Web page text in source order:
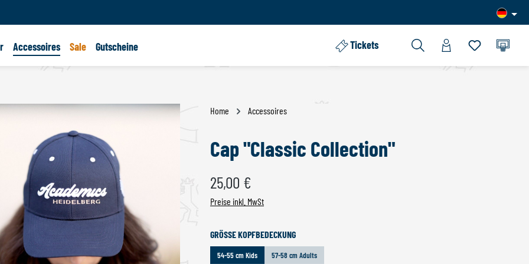
Accessoires Sale Gutscheine Tickets Du hast 0
Home Accessoires
Cap "Classic Collection"
Regulärer Preis:
25,00 €
Preise inkl. MwSt
GRÖSSE KOPFBEDECKUNG AUSWÄHLEN
54-55 cm Kids 57-58 cm Adults